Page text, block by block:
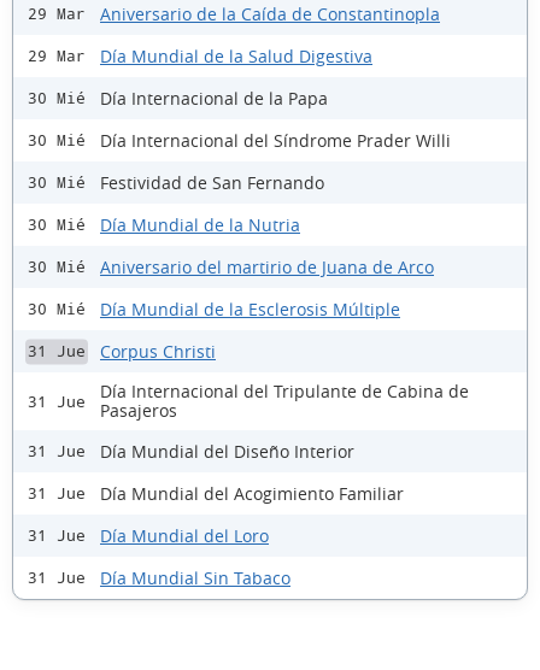
29 Mar Aniversario de la Caída de Constantinopla
29 Mar Día Mundial de la Salud Digestiva
30 Mié Día Internacional de la Papa
30 Mié Día Internacional del Síndrome Prader Willi
30 Mié Festividad de San Fernando
30 Mié Día Mundial de la Nutria
30 Mié Aniversario del martirio de Juana de Arco
30 Mié Día Mundial de la Esclerosis Múltiple
31 Jue Corpus Christi
31 Jue
Día Internacional del Tripulante de Cabina de
Pasajeros
31 Jue Día Mundial del Diseño Interior
31 Jue Día Mundial del Acogimiento Familiar
31 Jue Día Mundial del Loro
31 Jue Día Mundial Sin Tabaco